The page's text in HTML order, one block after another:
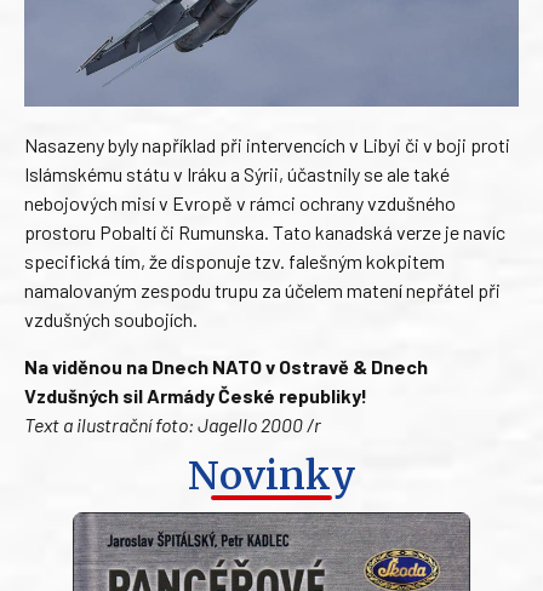
Nasazeny byly například při intervencích v Libyi či v boji proti
Islámskému státu v Iráku a Sýrii, účastnily se ale také
nebojových misí v Evropě v rámci ochrany vzdušného
prostoru Pobaltí či Rumunska. Tato kanadská verze je navíc
specifická tím, že disponuje tzv. falešným kokpitem
namalovaným zespodu trupu za účelem matení nepřátel při
vzdušných soubojích.
Na viděnou na Dnech NATO v Ostravě & Dnech
Vzdušných sil Armády České republiky!
Text a ilustrační foto: Jagello 2000 /r
Novinky